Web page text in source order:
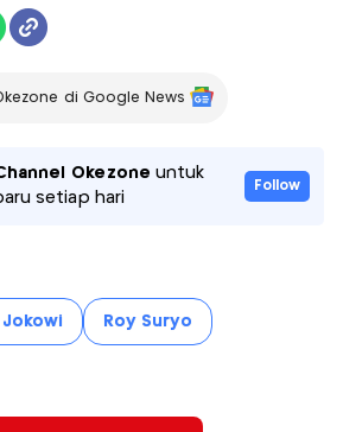
di Google News
Okezone untuk
setiap hari
Follow
Jokowi Roy Suryo